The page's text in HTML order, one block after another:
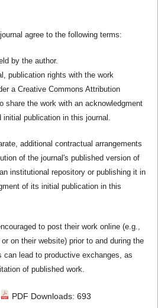
agree to the following terms:
by the author.
publication rights with the work
a Creative Commons Attribution
share the work with an acknowledgment
initial publication in this journal.
additional contractual arrangements
of the journal's published version of
institutional repository or publishing it in
of its initial publication in this
to post their work online (e.g.,
on their website) prior to and during the
lead to productive exchanges, as
of published work.
PDF Downloads: 693